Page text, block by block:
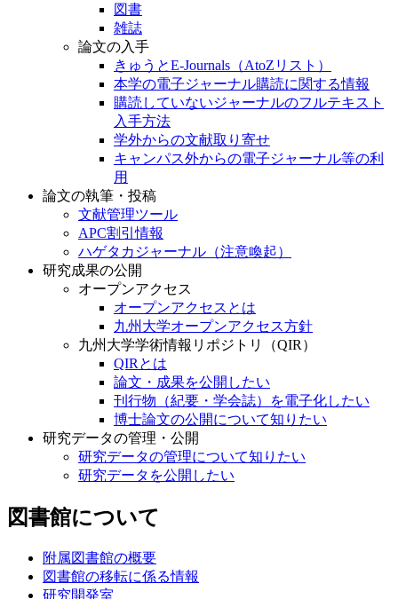
図書
雑誌
論文の入手
きゅうとE-Journals（AtoZリスト）
本学の電子ジャーナル購読に関する情報
購読していないジャーナルのフルテキスト
入手方法
学外からの文献取り寄せ
キャンパス外からの電子ジャーナル等の利
用
論文の執筆・投稿
文献管理ツール
APC割引情報
ハゲタカジャーナル（注意喚起）
研究成果の公開
オープンアクセス
オープンアクセスとは
九州大学オープンアクセス方針
九州大学学術情報リポジトリ（QIR）
QIRとは
論文・成果を公開したい
刊行物（紀要・学会誌）を電子化したい
博士論文の公開について知りたい
研究データの管理・公開
研究データの管理について知りたい
研究データを公開したい
図書館について
附属図書館の概要
図書館の移転に係る情報
研究開発室